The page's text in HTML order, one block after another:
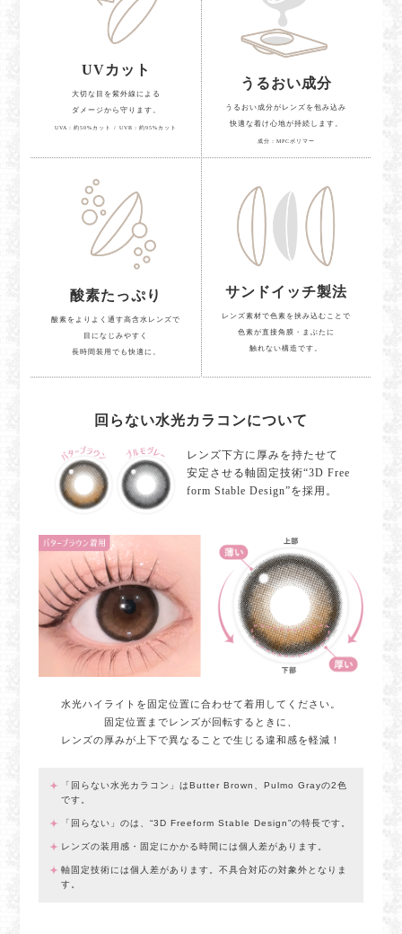
UVカット
大切な目を紫外線による
ダメージから守ります。
UVA：約50%カット / UVB：約95%カット
うるおい成分
うるおい成分がレンズを包み込み
快適な着け心地が持続します。
成分：MPCポリマー
酸素たっぷり
酸素をよりよく通す高含水レンズで
目になじみやすく
長時間装用でも快適に。
サンドイッチ製法
レンズ素材で色素を挟み込むことで
色素が直接角膜・まぶたに
触れない構造です。
回らない水光カラコンについて
レンズ下方に厚みを持たせて
安定させる軸固定技術“3D Free
form Stable Design”を採用。
水光ハイライトを固定位置に合わせて着用してください。
固定位置までレンズが回転するときに、
レンズの厚みが上下で異なることで生じる違和感を軽減！
「回らない水光カラコン」はButter Brown、Pulmo Grayの2色
です。
「回らない」のは、“3D Freeform Stable Design”の特長です。
レンズの装用感・固定にかかる時間には個人差があります。
軸固定技術には個人差があります。不具合対応の対象外となりま
す。